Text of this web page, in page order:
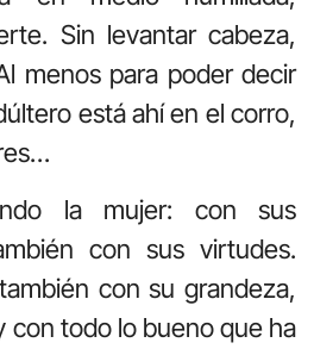
Sin levantar cabeza,
menos para poder decir
está ahí en el corro,
la mujer: con sus
con sus virtudes.
con su grandeza,
con todo lo bueno que ha